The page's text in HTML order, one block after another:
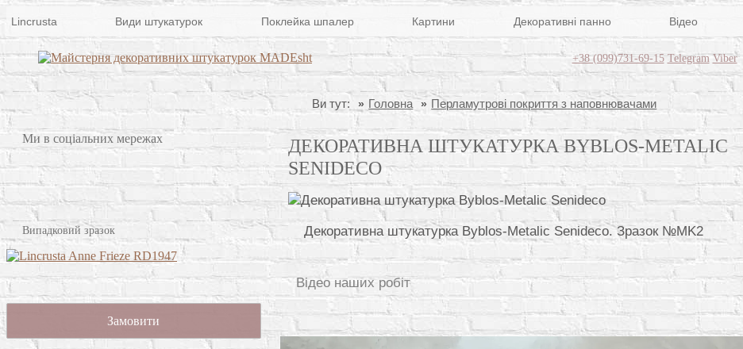
Lincrusta Види штукатурок Поклейка шпалер Картини Декоративні панно Відео
+38 (099)731-69-15 Telegram Viber
Ви тут: Головна Перламутрові покриття з наповнювачами
ДЕКОРАТИВНА ШТУКАТУРКА BYBLOS-METALIC
SENIDECO
Декоративна штукатурка Byblos-Metalic Senideco. Зразок №MK2
Відео наших робіт
Ми в соціальних мережах
Випадковий зразок
Замовити